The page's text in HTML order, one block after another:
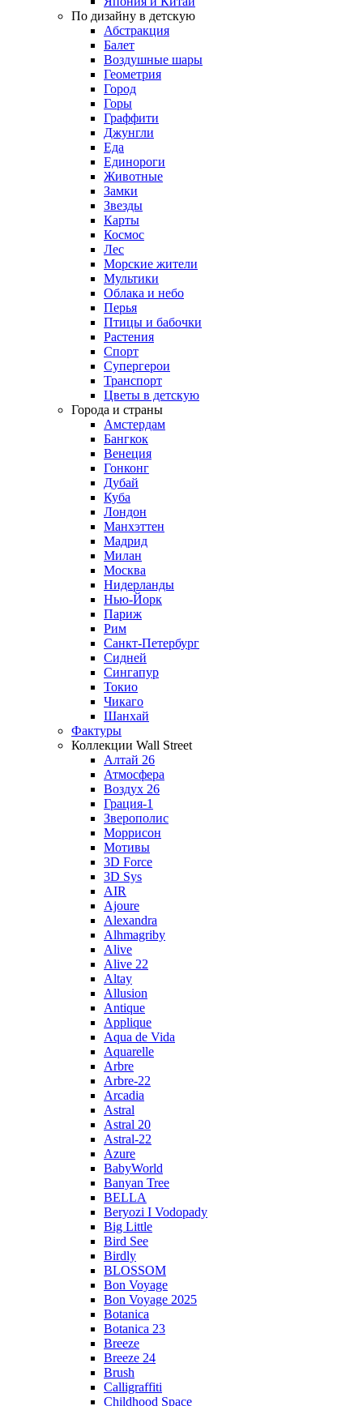
По дизайну в детскую
Абстракция
Балет
Воздушные шары
Геометрия
Город
Горы
Граффити
Джунгли
Еда
Единороги
Животные
Замки
Звезды
Карты
Космос
Лес
Морские жители
Мультики
Облака и небо
Перья
Птицы и бабочки
Растения
Спорт
Супергерои
Транспорт
Цветы в детскую
Города и страны
Амстердам
Бангкок
Венеция
Гонконг
Дубай
Куба
Лондон
Манхэттен
Мадрид
Милан
Москва
Нидерланды
Нью-Йорк
Париж
Рим
Санкт-Петербург
Сидней
Сингапур
Токио
Чикаго
Шанхай
Фактуры
Коллекции Wall Street
Алтай 26
Атмосфера
Воздух 26
Грация-1
Зверополис
Моррисон
Мотивы
3D Force
3D Sys
AIR
Ajoure
Alexandra
Alhmagriby
Alive
Alive 22
Altay
Allusion
Antique
Applique
Aqua de Vida
Aquarelle
Arbre
Arbre-22
Arcadia
Astral
Astral 20
Astral-22
Azure
BabyWorld
Banyan Tree
BELLA
Beryozi I Vodopady
Big Little
Bird See
Birdly
BLOSSOM
Bon Voyage
Bon Voyage 2025
Botanica
Botanica 23
Breeze
Breeze 24
Brush
Calligraffiti
Childhood Space